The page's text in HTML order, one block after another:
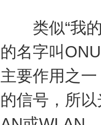
类似“我的E
的名字叫
主要作用之
的信号，所